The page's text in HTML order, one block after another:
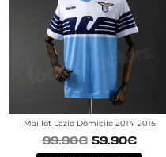
Maillot Lazio Domicile 2014-2015
99.90€ 59.90€